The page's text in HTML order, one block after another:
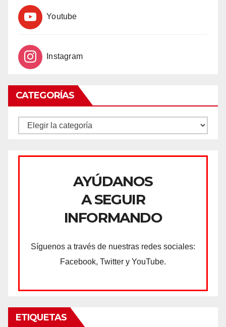
Youtube
Instagram
CATEGORÍAS
CATEGORÍAS
AYÚDANOS
A SEGUIR
INFORMANDO
Síguenos a través de nuestras redes sociales:
Facebook, Twitter y YouTube.
ETIQUETAS